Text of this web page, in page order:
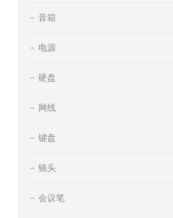
音箱
电源
硬盘
网线
键盘
镜头
会议笔